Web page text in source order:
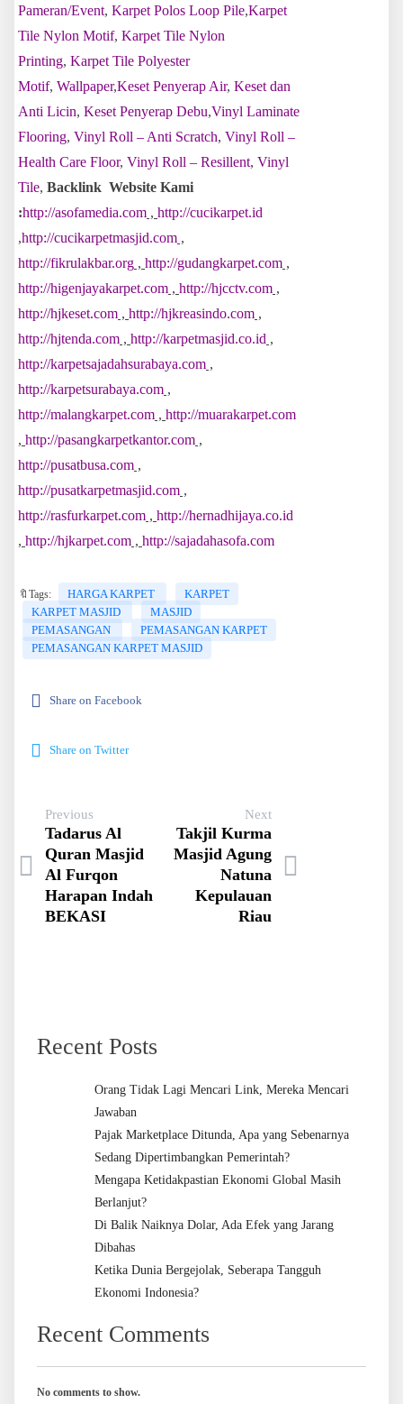
Pameran/Event, Karpet Polos Loop Pile,Karpet
Tile Nylon Motif, Karpet Tile Nylon
Printing, Karpet Tile Polyester
Motif, Wallpaper,Keset Penyerap Air, Keset dan
Anti Licin, Keset Penyerap Debu,Vinyl Laminate
Flooring, Vinyl Roll – Anti Scratch, Vinyl Roll –
Health Care Floor, Vinyl Roll – Resillent, Vinyl
Tile, Backlink Website Kami
:http://asofamedia.com , http://cucikarpet.id
,http://cucikarpetmasjid.com ,
http://fikrulakbar.org , http://gudangkarpet.com ,
http://higenjayakarpet.com , http://hjcctv.com ,
http://hjkeset.com , http://hjkreasindo.com ,
http://hjtenda.com , http://karpetmasjid.co.id ,
http://karpetsajadahsurabaya.com ,
http://karpetsurabaya.com ,
http://malangkarpet.com , http://muarakarpet.com
, http://pasangkarpetkantor.com ,
http://pusatbusa.com ,
http://pusatkarpetmasjid.com ,
http://rasfurkarpet.com , http://hernadhijaya.co.id
, http://hjkarpet.com , http://sajadahasofa.com
🔖Tags: HARGA KARPET
KARPET
KARPET MASJID
MASJID
PEMASANGAN
PEMASANGAN KARPET
PEMASANGAN KARPET MASJID
Share on Facebook
Share on Twitter
Previous
Tadarus Al
Quran Masjid
Al Furqon
Harapan Indah
BEKASI
Next
Takjil Kurma
Masjid Agung
Natuna
Kepulauan
Riau
Recent Posts
Orang Tidak Lagi Mencari Link, Mereka Mencari
Jawaban
Pajak Marketplace Ditunda, Apa yang Sebenarnya
Sedang Dipertimbangkan Pemerintah?
Mengapa Ketidakpastian Ekonomi Global Masih
Berlanjut?
Di Balik Naiknya Dolar, Ada Efek yang Jarang
Dibahas
Ketika Dunia Bergejolak, Seberapa Tangguh
Ekonomi Indonesia?
Recent Comments
No comments to show.